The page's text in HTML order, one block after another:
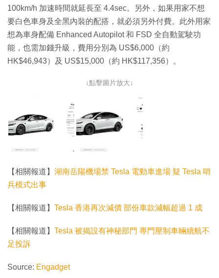
100km/h 加速時間就延長至 4.4sec。另外，如果用家不想
要白色車身及全黑內裝的配搭，就必須另外付費。此外用家
想為車身配備 Enhanced Autopilot 和 FSD 全自動駕駛功
能，也需加錢升級，費用分別為 US$6,000（約
HK$46,943）及 US$15,000（約 HK$117,356）。
↓點擊圖片放大↓
【相關報道】 湖南岳陽機場禁 Tesla 電動車進場 疑 Tesla 哨
兵模式出事
【相關報道】 Tesla 香港再次減價 部份車款減幅超過 1 成
【相關報道】 Tesla 被揭設有神秘部門 專門壓制車輛續航不
足投訴
Source: Engadget